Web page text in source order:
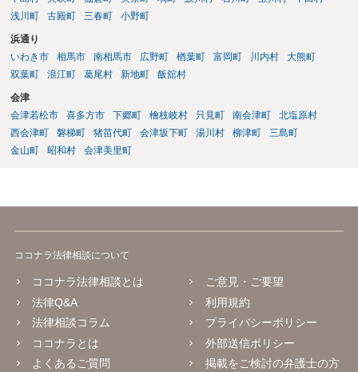
浅川町
古殿町 三春町 小野町
浜通り
いわき市
相馬市 南相馬市 広野町 楢葉町 富岡町 川内村
大熊町
双葉町
浪江町 葛尾村 新地町 飯舘村
会津
会津若松市
喜多方市 下郷町 檜枝岐村 只見町 南会津町
北塩原村
西会津町
磐梯町 猪苗代町 会津坂下町 湯川村 柳津町
三島町
金山町
昭和村 会津美里町
ココナラ法律相談について
ココナラ法律相談とは
法律Q&A
法律相談コラム
ココナラとは
よくあるご質問
ご意見・ご要望
利用規約
プライバシーポリシー
外部送信ポリシー
掲載をご検討の弁護士の方